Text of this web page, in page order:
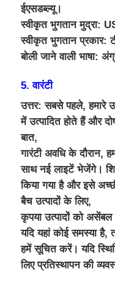
ईएसडब्ल्यू।
स्वीकृत भुगतान मुद्रा:
स्वीकृत भुगतान प्रकार:
बोली जाने वाली भाषा:
5. वारंटी
उत्तर: सबसे पहले, हमारे
में उत्पादित होते हैं और
बात,
गारंटी अवधि के दौरान,
साथ नई लाइटें भेजेंगे।
किया गया है और इसे
बैच उत्पादों के लिए,
कृपया उत्पादों को
यदि यहां कोई समस्या है,
हमें सूचित करें। यदि
लिए प्रतिस्थापन की